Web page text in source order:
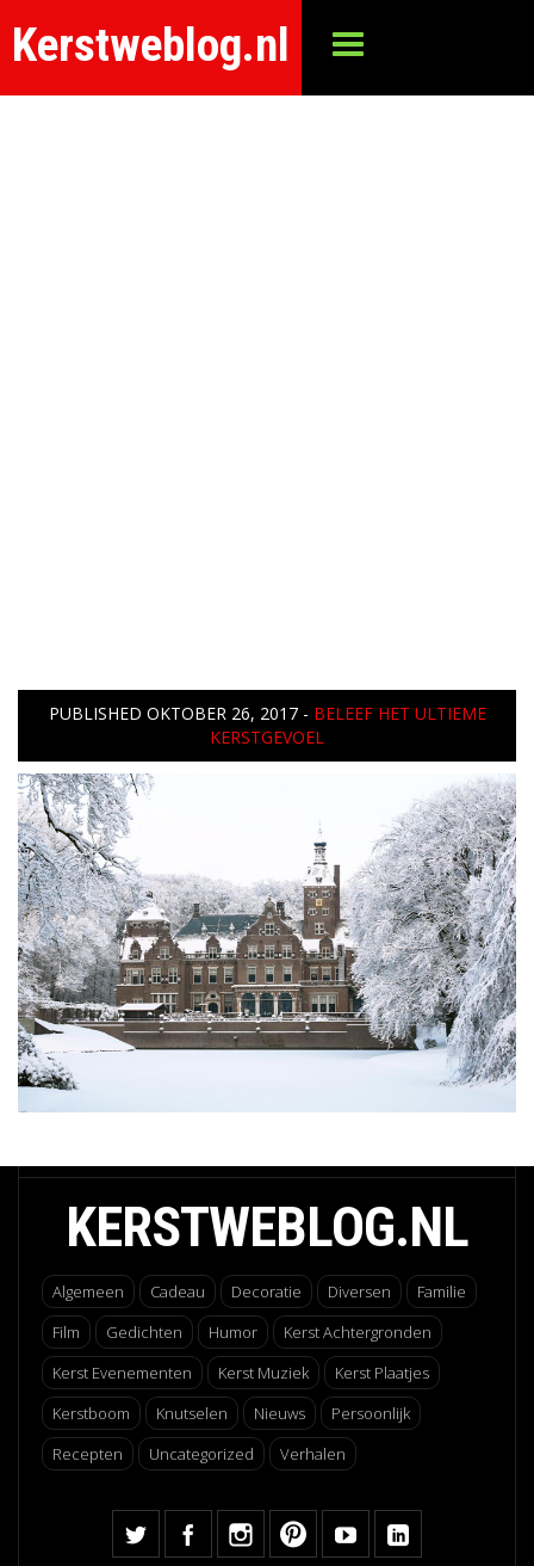
Kerstweblog.nl
PUBLISHED OKTOBER 26, 2017- BELEEF HET ULTIEME
KERSTGEVOEL
KERSTWEBLOG.NL
Algemeen Cadeau Decoratie Diversen
Familie
Film
Gedichten Humor
Kerst Achtergronden
Kerst Evenementen
Kerst Muziek
Kerst Plaatjes
Kerstboom
Knutselen Nieuws
Persoonlijk
Recepten
Uncategorized Verhalen